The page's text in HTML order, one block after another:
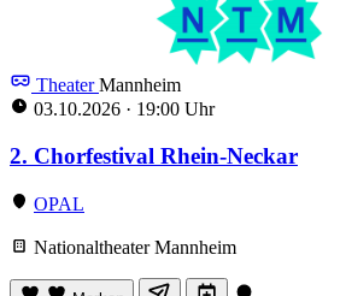
TheaterMannheim
03.10.2026 · 19:00 Uhr
2. Chorfestival Rhein-Neckar
OPAL
Nationaltheater Mannheim